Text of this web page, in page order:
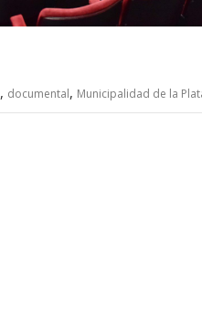
, documental, Municipalidad de la